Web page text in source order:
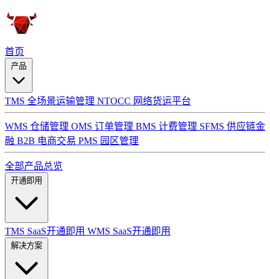
首页
TMS 全场景运输管理 NTOCC 网络货运平台
WMS 仓储管理 OMS 订单管理 BMS 计费管理 SFMS 供应链金
融 B2B 电商交易 PMS 园区管理
全部产品总览
TMS SaaS开通即用 WMS SaaS开通即用